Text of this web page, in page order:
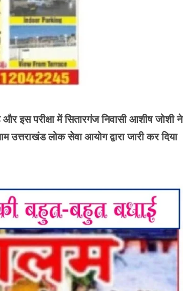
और इस परीक्षा में सितारगंज निवासी आशीष जोशी ने
उत्तराखंड लोक सेवा आयोग द्वारा जारी कर दिया